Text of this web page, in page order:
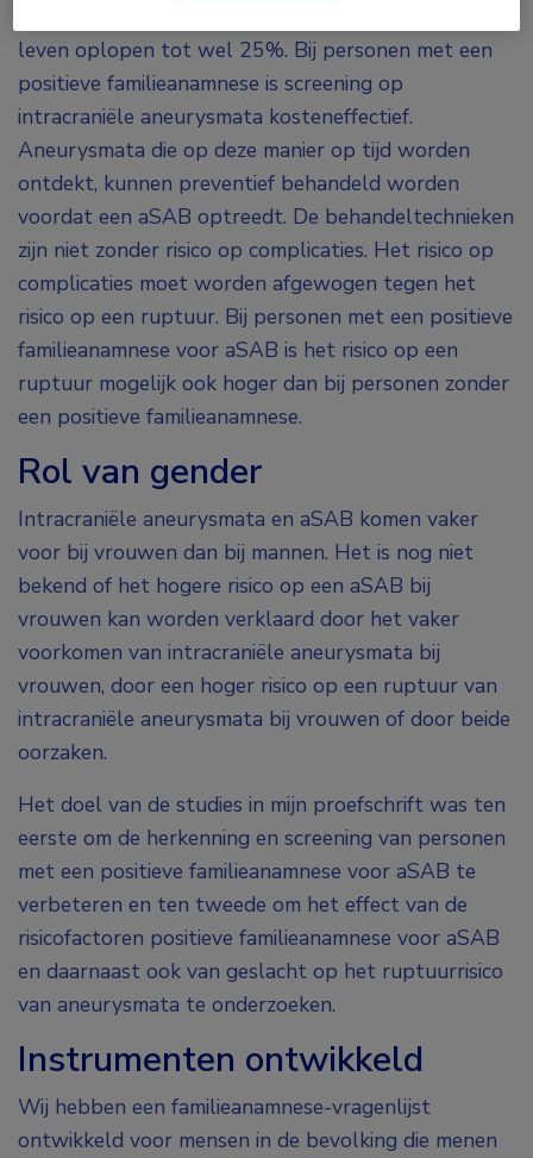
leven oplopen tot wel 25%. Bij personen met een
positieve familieanamnese is screening op
intracraniële aneurysmata kosteneffectief.
Aneurysmata die op deze manier op tijd worden
ontdekt, kunnen preventief behandeld worden
voordat een aSAB optreedt. De behandeltechnieken
zijn niet zonder risico op complicaties. Het risico op
complicaties moet worden afgewogen tegen het
risico op een ruptuur. Bij personen met een positieve
familieanamnese voor aSAB is het risico op een
ruptuur mogelijk ook hoger dan bij personen zonder
een positieve familieanamnese.
Rol van gender
Intracraniële aneurysmata en aSAB komen vaker
voor bij vrouwen dan bij mannen. Het is nog niet
bekend of het hogere risico op een aSAB bij
vrouwen kan worden verklaard door het vaker
voorkomen van intracraniële aneurysmata bij
vrouwen, door een hoger risico op een ruptuur van
intracraniële aneurysmata bij vrouwen of door beide
oorzaken.
Het doel van de studies in mijn proefschrift was ten
eerste om de herkenning en screening van personen
met een positieve familieanamnese voor aSAB te
verbeteren en ten tweede om het effect van de
risicofactoren positieve familieanamnese voor aSAB
en daarnaast ook van geslacht op het ruptuurrisico
van aneurysmata te onderzoeken.
Instrumenten ontwikkeld
Wij hebben een familieanamnese-vragenlijst
ontwikkeld voor mensen in de bevolking die menen